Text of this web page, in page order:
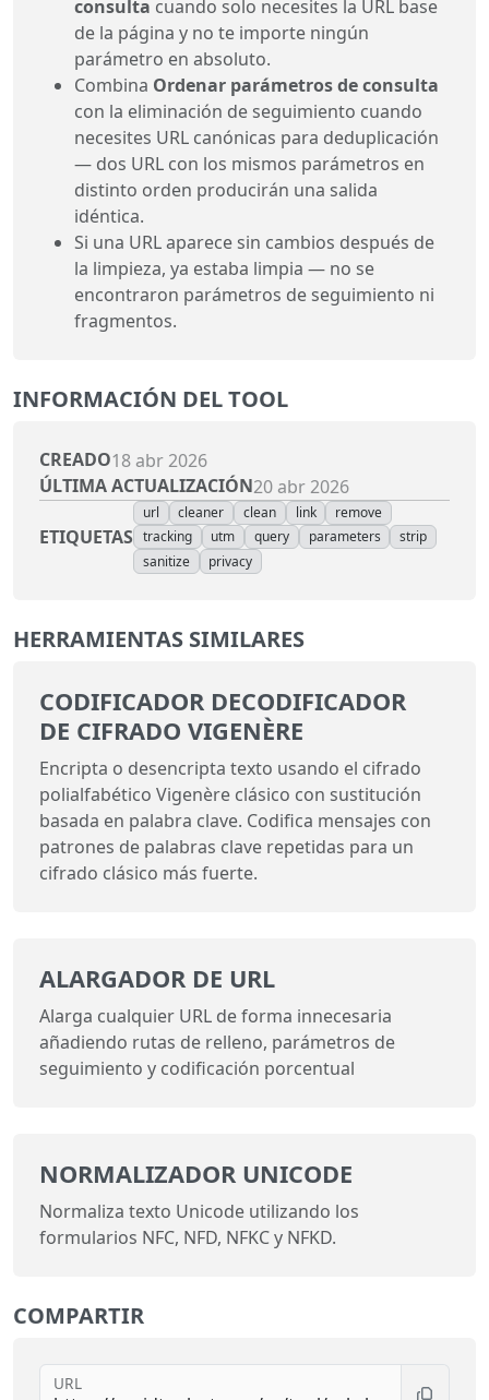
consulta cuando solo necesites la URL base
de la página y no te importe ningún
parámetro en absoluto.
Combina Ordenar parámetros de consulta
con la eliminación de seguimiento cuando
necesites URL canónicas para deduplicación
— dos URL con los mismos parámetros en
distinto orden producirán una salida
idéntica.
Si una URL aparece sin cambios después de
la limpieza, ya estaba limpia — no se
encontraron parámetros de seguimiento ni
fragmentos.
INFORMACIÓN DEL TOOL
CREADO18 abr 2026
ÚLTIMA ACTUALIZACIÓN20 abr 2026
ETIQUETAS
url cleaner clean link
remove
tracking
utm query parameters
strip
sanitize
privacy
HERRAMIENTAS SIMILARES
CODIFICADOR DECODIFICADOR
DE CIFRADO VIGENÈRE
Encripta o desencripta texto usando el cifrado
polialfabético Vigenère clásico con sustitución
basada en palabra clave. Codifica mensajes con
patrones de palabras clave repetidas para un
cifrado clásico más fuerte.
ALARGADOR DE URL
Alarga cualquier URL de forma innecesaria
añadiendo rutas de relleno, parámetros de
seguimiento y codificación porcentual
NORMALIZADOR UNICODE
Normaliza texto Unicode utilizando los
formularios NFC, NFD, NFKC y NFKD.
COMPARTIR
URL